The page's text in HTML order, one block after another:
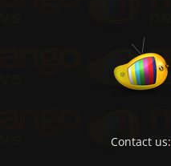
Contact us: